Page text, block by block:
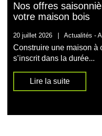
Nos offres
votre maison bois
20 juillet 2026 Actualités -
Construire une maison à
s’inscrit dans la durée...
Lire la suite